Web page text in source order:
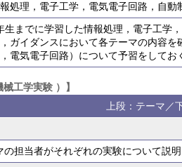
処理，電子工学，電気電子回路，自動
生までに学習した情報処理，電子工学
ガイダンスにおいて各テーマの内容
電気電子回路）について予習をしてお
械工学実験 ）】
上段：テーマ／
の担当者がそれぞれの実験について説